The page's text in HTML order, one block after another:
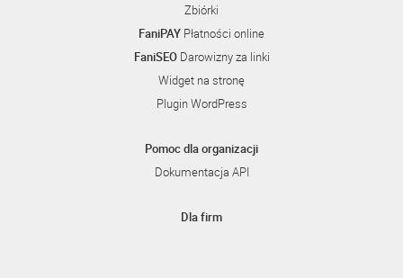
Zbiórki
FaniPAY Płatności online
FaniSEODarowizny za linki
Widget na stronę
Plugin WordPress
Pomoc dla organizacji
Dokumentacja API
Dla firm